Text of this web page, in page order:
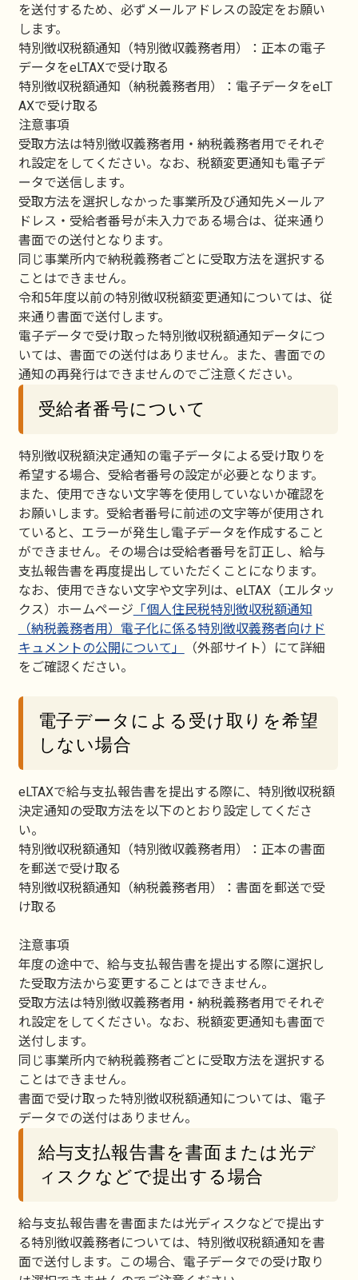
を送付するため、必ずメールアドレスの設定をお願い
します。
特別徴収税額通知（特別徴収義務者用）：正本の電子
データをeLTAXで受け取る
特別徴収税額通知（納税義務者用）：電子データをeLT
AXで受け取る
注意事項
受取方法は特別徴収義務者用・納税義務者用でそれぞ
れ設定をしてください。なお、税額変更通知も電子デ
ータで送信します。
受取方法を選択しなかった事業所及び通知先メールア
ドレス・受給者番号が未入力である場合は、従来通り
書面での送付となります。
同じ事業所内で納税義務者ごとに受取方法を選択する
ことはできません。
令和5年度以前の特別徴収税額変更通知については、従
来通り書面で送付します。
電子データで受け取った特別徴収税額通知データにつ
いては、書面での送付はありません。また、書面での
通知の再発行はできませんのでご注意ください。
受給者番号について
特別徴収税額決定通知の電子データによる受け取りを
希望する場合、受給者番号の設定が必要となります。
また、使用できない文字等を使用していないか確認を
お願いします。受給者番号に前述の文字等が使用され
ていると、エラーが発生し電子データを作成すること
ができません。その場合は受給者番号を訂正し、給与
支払報告書を再度提出していただくことになります。
なお、使用できない文字や文字列は、eLTAX（エルタッ
クス）ホームページ 「個人住民税特別徴収税額通知
（納税義務者用）電子化に係る特別徴収義務者向けド
キュメントの公開について」
（外部サイト）にて詳細
をご確認ください。
電子データによる受け取りを希望
しない場合
eLTAXで給与支払報告書を提出する際に、特別徴収税額
決定通知の受取方法を以下のとおり設定してくださ
い。
特別徴収税額通知（特別徴収義務者用）：正本の書面
を郵送で受け取る
特別徴収税額通知（納税義務者用）：書面を郵送で受
け取る
注意事項
年度の途中で、給与支払報告書を提出する際に選択し
た受取方法から変更することはできません。
受取方法は特別徴収義務者用・納税義務者用でそれぞ
れ設定をしてください。なお、税額変更通知も書面で
送付します。
同じ事業所内で納税義務者ごとに受取方法を選択する
ことはできません。
書面で受け取った特別徴収税額通知については、電子
データでの送付はありません。
給与支払報告書を書面または光デ
ィスクなどで提出する場合
給与支払報告書を書面または光ディスクなどで提出す
る特別徴収義務者については、特別徴収税額通知を書
面で送付します。この場合、電子データでの受け取り